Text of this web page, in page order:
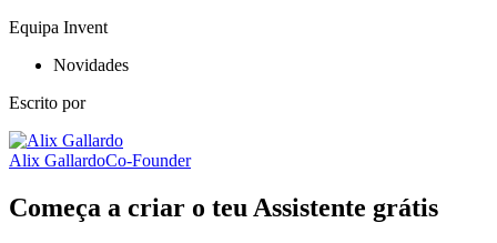
Equipa Invent
Novidades
Escrito por
Alix GallardoCo-Founder
Começa a criar o teu Assistente grátis